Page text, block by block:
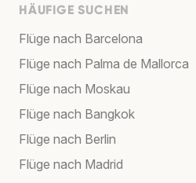
HÄUFIGE SUCHEN
Flüge nach Barcelona
Flüge nach Palma de Mallorca
Flüge nach Moskau
Flüge nach Bangkok
Flüge nach Berlin
Flüge nach Madrid